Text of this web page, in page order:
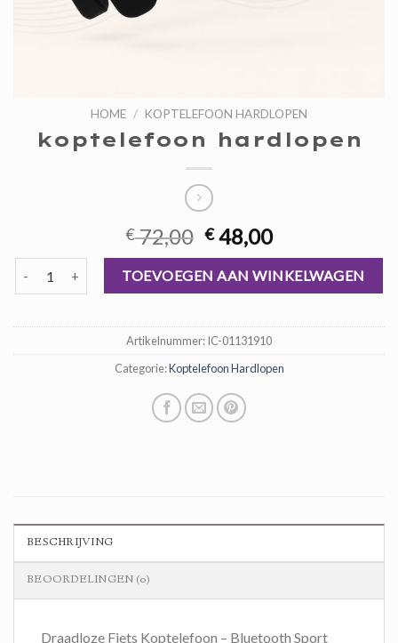
HOME / KOPTELEFOON HARDLOPEN
koptelefoon hardlopen
€72,00 Oorspronkelijke
prijs
was:
€ 72,00.
€48,00Huidige
prijs
is:
€ 48,00.
koptelefoon hardlopen aantalTOEVOEGEN AAN WINKELWAGEN
Artikelnummer:IC-01131910
Categorie:Koptelefoon Hardlopen
BESCHRIJVING
BEOORDELINGEN (0)
Draadloze Fiets Koptelefoon – Bluetooth Sport